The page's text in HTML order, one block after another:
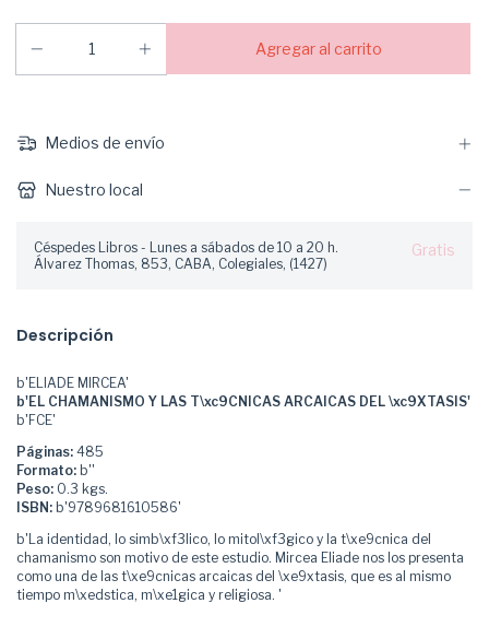
Medios de envío
Nuestro local
Céspedes Libros - Lunes a sábados de 10 a 20 h.
Álvarez Thomas, 853, CABA, Colegiales, (1427)
Gratis
Descripción
b'ELIADE MIRCEA'
b'EL CHAMANISMO Y LAS T\xc9CNICAS ARCAICAS DEL \xc9XTASIS'
b'FCE'
Páginas: 485
Formato: b''
Peso: 0.3 kgs.
ISBN: b'9789681610586'
b'La identidad, lo simb\xf3lico, lo mitol\xf3gico y la t\xe9cnica del
chamanismo son motivo de este estudio. Mircea Eliade nos los presenta
como una de las t\xe9cnicas arcaicas del \xe9xtasis, que es al mismo
tiempo m\xedstica, m\xe1gica y religiosa. '